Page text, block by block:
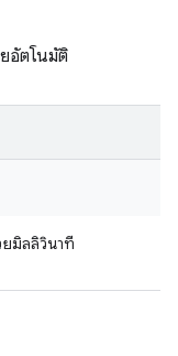
อัตโนมัติ
ยมิลลิวินาที